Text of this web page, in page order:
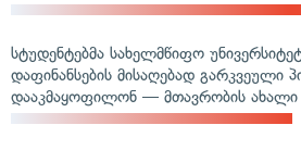
სტუდენტებმა სახელმწიფო
დაფინანსების მისაღებად გარკვეული
დააკმაყოფილონ — მთავრობის ახალი